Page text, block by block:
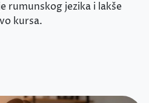
rumunskog jezika i lakše
kursa.